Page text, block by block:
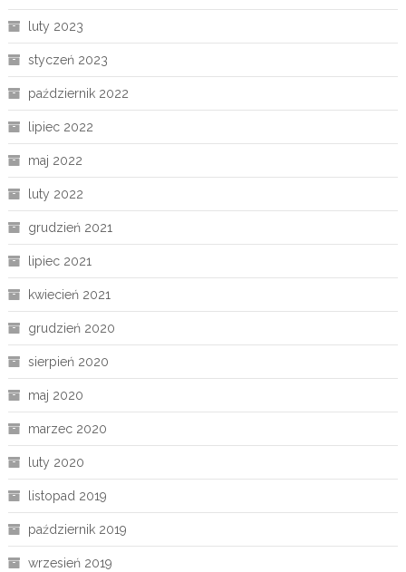
luty 2023
styczeń 2023
październik 2022
lipiec 2022
maj 2022
luty 2022
grudzień 2021
lipiec 2021
kwiecień 2021
grudzień 2020
sierpień 2020
maj 2020
marzec 2020
luty 2020
listopad 2019
październik 2019
wrzesień 2019